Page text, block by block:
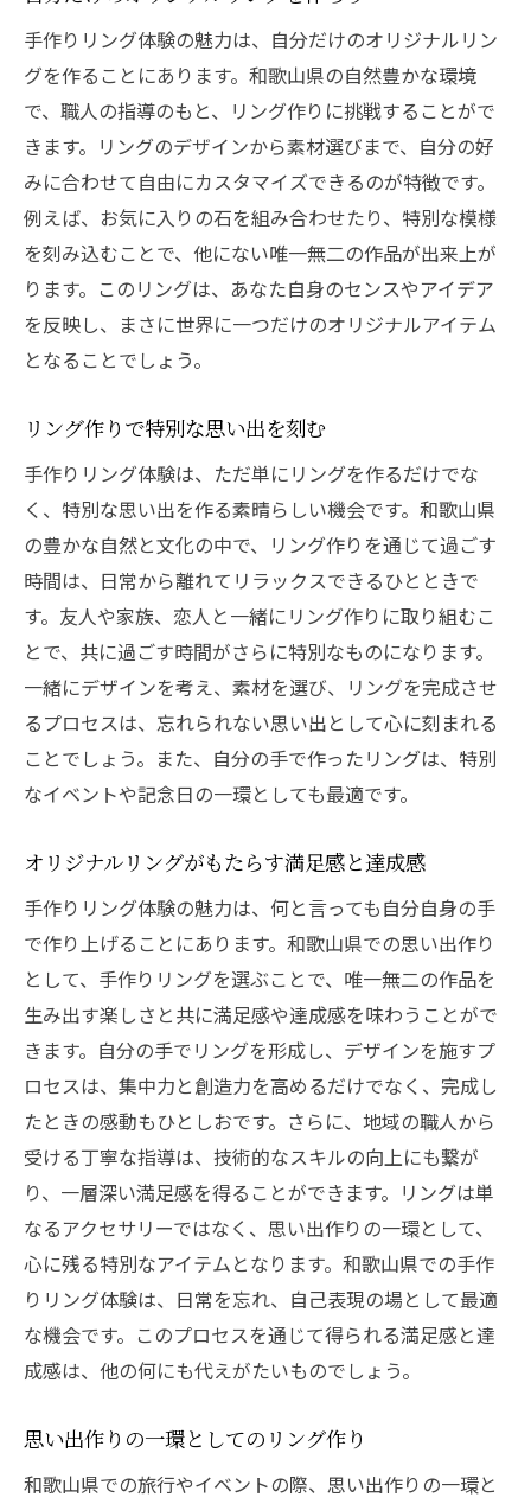
手作りリング体験の魅力は、自分だけのオリジナルリン
グを作ることにあります。和歌山県の自然豊かな環境
で、職人の指導のもと、リング作りに挑戦することがで
きます。リングのデザインから素材選びまで、自分の好
みに合わせて自由にカスタマイズできるのが特徴です。
例えば、お気に入りの石を組み合わせたり、特別な模様
を刻み込むことで、他にない唯一無二の作品が出来上が
ります。このリングは、あなた自身のセンスやアイデア
を反映し、まさに世界に一つだけのオリジナルアイテム
となることでしょう。
リング作りで特別な思い出を刻む
手作りリング体験は、ただ単にリングを作るだけでな
く、特別な思い出を作る素晴らしい機会です。和歌山県
の豊かな自然と文化の中で、リング作りを通じて過ごす
時間は、日常から離れてリラックスできるひとときで
す。友人や家族、恋人と一緒にリング作りに取り組むこ
とで、共に過ごす時間がさらに特別なものになります。
一緒にデザインを考え、素材を選び、リングを完成させ
るプロセスは、忘れられない思い出として心に刻まれる
ことでしょう。また、自分の手で作ったリングは、特別
なイベントや記念日の一環としても最適です。
オリジナルリングがもたらす満足感と達成感
手作りリング体験の魅力は、何と言っても自分自身の手
で作り上げることにあります。和歌山県での思い出作り
として、手作りリングを選ぶことで、唯一無二の作品を
生み出す楽しさと共に満足感や達成感を味わうことがで
きます。自分の手でリングを形成し、デザインを施すプ
ロセスは、集中力と創造力を高めるだけでなく、完成し
たときの感動もひとしおです。さらに、地域の職人から
受ける丁寧な指導は、技術的なスキルの向上にも繋が
り、一層深い満足感を得ることができます。リングは単
なるアクセサリーではなく、思い出作りの一環として、
心に残る特別なアイテムとなります。和歌山県での手作
りリング体験は、日常を忘れ、自己表現の場として最適
な機会です。このプロセスを通じて得られる満足感と達
成感は、他の何にも代えがたいものでしょう。
思い出作りの一環としてのリング作り
和歌山県での旅行やイベントの際、思い出作りの一環と